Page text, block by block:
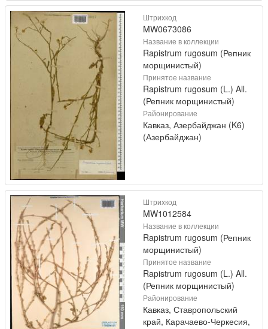
Штрихкод
MW0673086
Название в коллекции
Rapistrum rugosum (Репник
морщинистый)
Принятое название
Rapistrum rugosum (L.) All.
(Репник морщинистый)
Районирование
Кавказ, Азербайджан (K6)
(Азербайджан)
Штрихкод
MW1012584
Название в коллекции
Rapistrum rugosum (Репник
морщинистый)
Принятое название
Rapistrum rugosum (L.) All.
(Репник морщинистый)
Районирование
Кавказ, Ставропольский
край, Карачаево-Черкесия,